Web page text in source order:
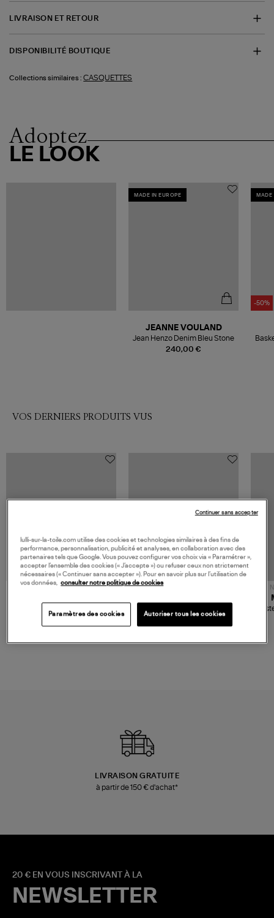
LIVRAISON ET RETOUR
DISPONIBILITÉ BOUTIQUE
Collections similaires : CASQUETTES
Adoptez
LE LOOK
MADE IN EUROPE
240,00 €
JEANNE VOULAND
Jean Henzo Denim Bleu Stone
MADE
-50%
VOS DERNIERS PRODUITS VUS
Champagne
NOUVELLE COLLECTION
Mousse
LIVRAISON GRATUITE
à partir de 150 € d'achat*
20 € EN VOUS INSCRIVANT À LA
NEWSLETTER
lulli-sur-la-toile.com utilise des cookies et technologies similaires à des fins de
performance, personnalisation, publicité et analyses, en collaboration avec des
partenaires tels que Google. Vous pouvez configurer vos choix via « Paramétrer »,
accepter l’ensemble des cookies (« J’accepte ») ou refuser ceux non strictement
nécessaires (« Continuer sans accepter »). Pour en savoir plus sur l’utilisation de
vos données,
consulter notre politique de cookies
Paramètres des cookies Autoriser tous les cookies
Continuer sans accepter